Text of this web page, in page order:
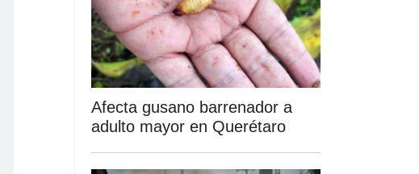
Afecta gusano barrenador a
adulto mayor en Querétaro